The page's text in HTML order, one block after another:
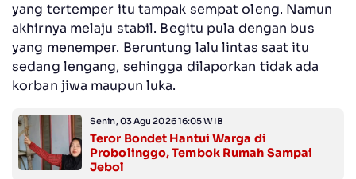
yang tertemper itu tampak sempat oleng. Namun
akhirnya melaju stabil. Begitu pula dengan bus
yang menemper. Beruntung lalu lintas saat itu
sedang lengang, sehingga dilaporkan tidak ada
korban jiwa maupun luka.
Senin, 03 Agu 2026 16:05 WIB
Teror Bondet Hantui Warga di
Probolinggo, Tembok Rumah Sampai
Jebol